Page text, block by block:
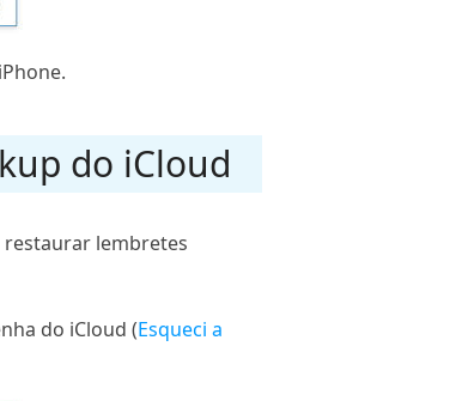
do iCloud
restaurar lembretes
do iCloud (Esqueci a